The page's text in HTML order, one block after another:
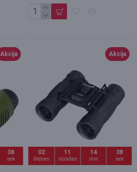
Akcija
36
sek
Akcija
02
dienas
11
stundas
14
min
36
sek